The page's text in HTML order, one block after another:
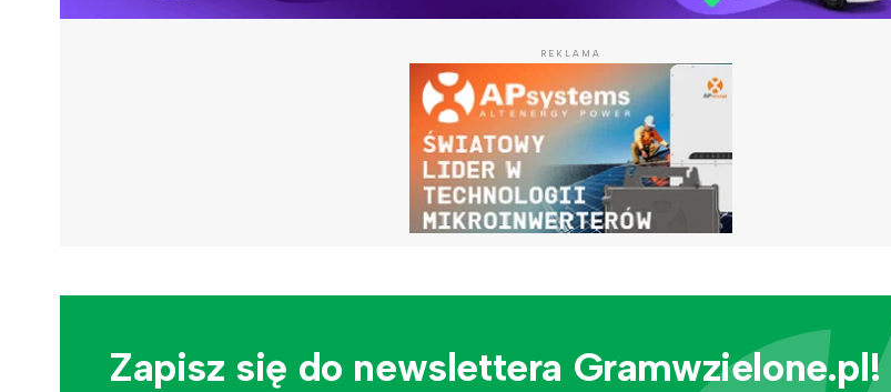
REKLAMA
Zapisz się do newslettera Gramwzielone.pl!